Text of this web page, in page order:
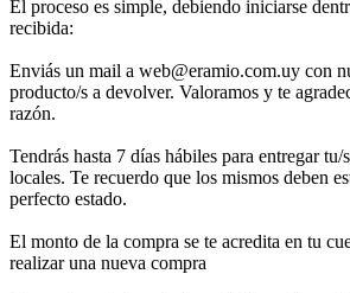
El proceso es simple, debiendo iniciarse
recibida:
Enviás un mail a web@eramio.com.uy con
producto/s a devolver. Valoramos y te
razón.
Tendrás hasta 7 días hábiles para entregar
locales. Te recuerdo que los mismos deben
perfecto estado.
El monto de la compra se te acredita en tu
realizar una nueva compra